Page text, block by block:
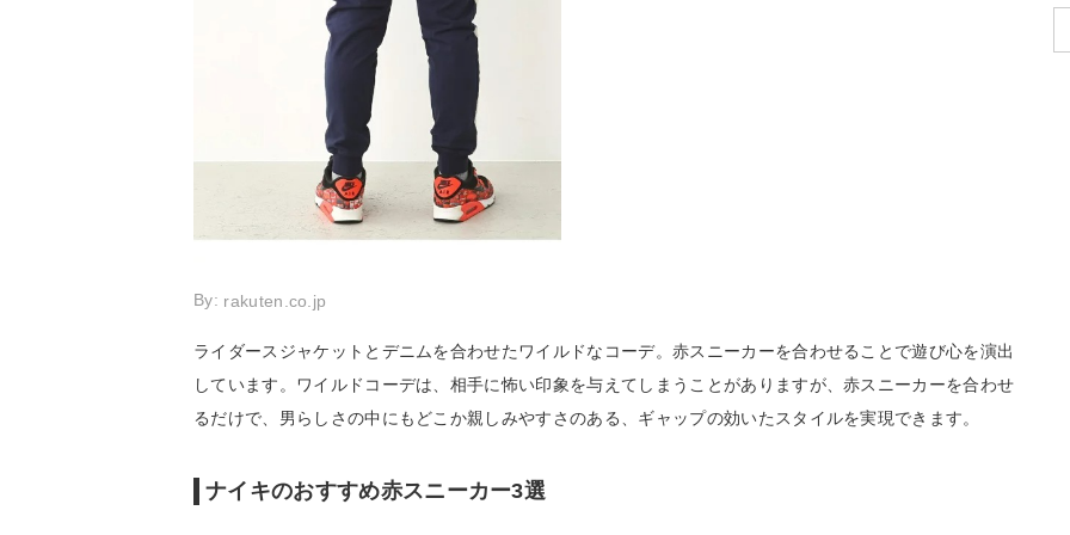
By: rakuten.co.jp
ライダースジャケットとデニムを合わせたワイルドなコーデ。赤スニーカーを合わせることで遊び心を演出
しています。ワイルドコーデは、相手に怖い印象を与えてしまうことがありますが、赤スニーカーを合わせ
るだけで、男らしさの中にもどこか親しみやすさのある、ギャップの効いたスタイルを実現できます。
ナイキのおすすめ赤スニーカー3選